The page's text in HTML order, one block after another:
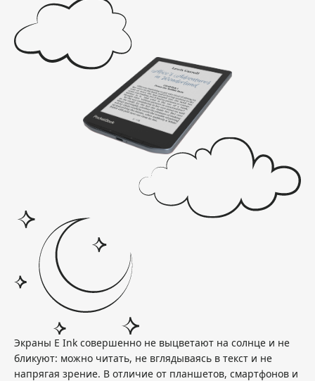
Экраны E Ink совершенно не выцветают на солнце и не
бликуют: можно читать, не вглядываясь в текст и не
напрягая зрение. В отличие от планшетов, смартфонов и